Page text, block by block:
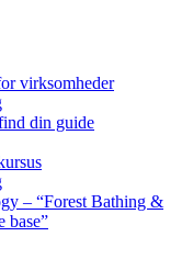
virksomheder
din guide
– “Forest Bathing &
base”